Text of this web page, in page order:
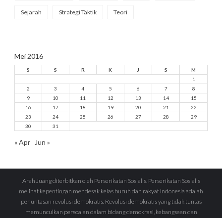
Sejarah Strategi Taktik Teori
Mei 2016
S S R K J S
M
1
2
3 4 5 6 7
8
9
10 11 12 13 14
15
16
17 18 19 20 21
22
23
24 25 26 27 28
29
30
31
« Apr Jun »
Arah Juang diterbitkan oleh Perserikatan Sosialis. Perserikatan Sosialis
melihat kepentingan mendesak kelas buruh dan rakyat Indonesia adalah
penuntasan revolusi demokratis. Revolusi demokratis yang tidak tuntas
memunculkan persoalan dalam bidang demokrasi, kebangsaan dan